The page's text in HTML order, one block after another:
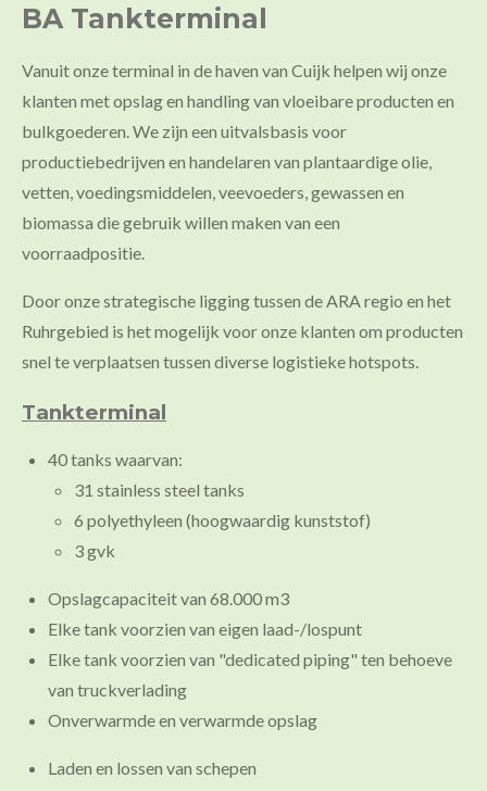
BA Tankterminal
Vanuit onze terminal in de haven van Cuijk helpen wij onze
klanten met opslag en handling van vloeibare producten en
bulkgoederen. We zijn een uitvalsbasis voor
productiebedrijven en handelaren van plantaardige olie,
vetten, voedingsmiddelen, veevoeders, gewassen en
biomassa die gebruik willen maken van een
voorraadpositie.
Door onze strategische ligging tussen de ARA regio en het
Ruhrgebied is het mogelijk voor onze klanten om producten
snel te verplaatsen tussen diverse logistieke hotspots.
Tankterminal
40 tanks waarvan:
31 stainless steel tanks
6 polyethyleen (hoogwaardig kunststof)
3 gvk
Opslagcapaciteit van 68.000 m3
Elke tank voorzien van eigen laad-/lospunt
Elke tank voorzien van "dedicated piping" ten behoeve
van truckverlading
Onverwarmde en verwarmde opslag
Laden en lossen van schepen